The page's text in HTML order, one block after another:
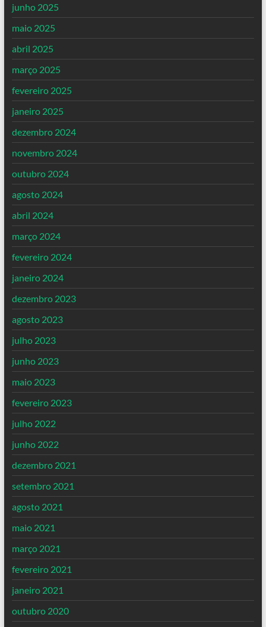
junho 2025
maio 2025
abril 2025
março 2025
fevereiro 2025
janeiro 2025
dezembro 2024
novembro 2024
outubro 2024
agosto 2024
abril 2024
março 2024
fevereiro 2024
janeiro 2024
dezembro 2023
agosto 2023
julho 2023
junho 2023
maio 2023
fevereiro 2023
julho 2022
junho 2022
dezembro 2021
setembro 2021
agosto 2021
maio 2021
março 2021
fevereiro 2021
janeiro 2021
outubro 2020